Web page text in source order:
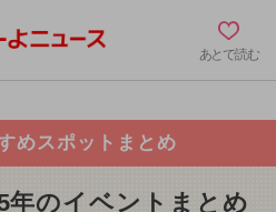
あとで読む
めスポットまとめ
年のイベントまとめ